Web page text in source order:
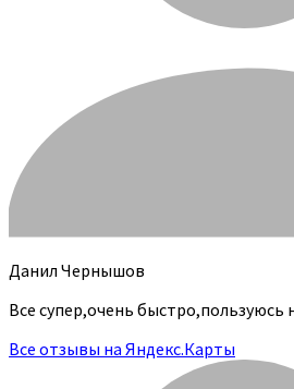
Данил Чернышов
Все супер,очень быстро,пользуюсь
Все отзывы на Яндекс.Карты